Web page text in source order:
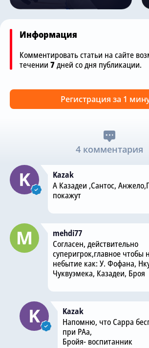
Информация
Комментировать статьи на сайте
течении 7дней со дня публикации.
Регистрация за 1
4 комментария
Kazak
А Казадеи ,Сантос,
покажут
mehdi77
Согласен, действительно
суперигрок,главное чтобы
небытие как: У. Фофана,
Чуквуэмека, Казадеи, Броя
Kazak
Напомню, что Сарра
при РАа,
Бройя- воспитанник